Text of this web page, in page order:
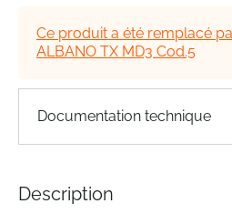
images
gallery
Ce produit a été remplacé
ALBANO TX MD3 Cod.5
Documentation technique
Description